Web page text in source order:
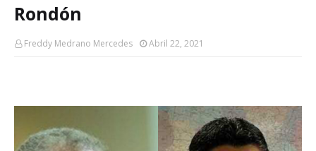
Rondón
Freddy Medrano Mercedes Abril 22, 2021